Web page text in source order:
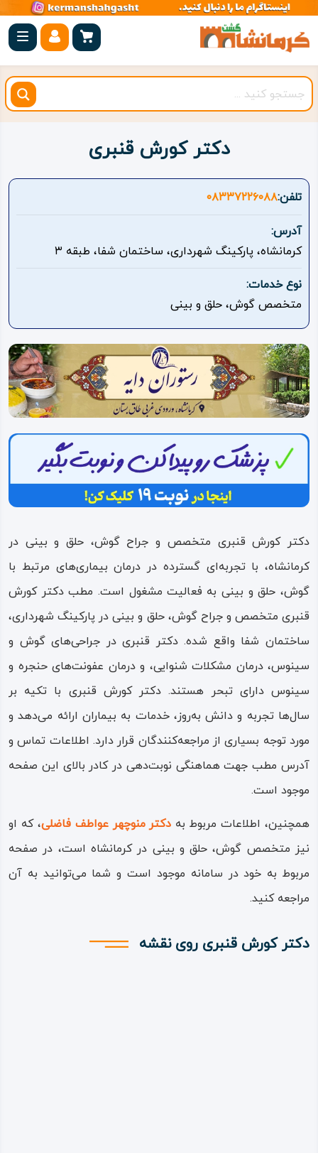
صفحه
اصلی
کرمانشاه
شهرستان
بیستون
روستاهای
هدف
اقامتگاه
ویدئو
درباره
ما
دکتر کورش قنبری
تلفن:۰۸۳۳۷۲۲۶۰۸۸
آدرس:
کرمانشاه، پارکینگ شهرداری، ساختمان شفا، طبقه ۳
نوع خدمات:
متخصص گوش، حلق و بینی
دکتر کورش قنبری متخصص و جراح گوش، حلق و بینی در
کرمانشاه، با تجربه‌ای گسترده در درمان بیماری‌های مرتبط با
گوش، حلق و بینی به فعالیت مشغول است. مطب دکتر کورش
قنبری متخصص و جراح گوش، حلق و بینی در پارکینگ شهرداری،
ساختمان شفا واقع شده. دکتر قنبری در جراحی‌های گوش و
سینوس، درمان مشکلات شنوایی، و درمان عفونت‌های حنجره و
سینوس دارای تبحر هستند. دکتر کورش قنبری با تکیه بر
سال‌ها تجربه و دانش به‌روز، خدمات به بیماران ارائه می‌دهد و
مورد توجه بسیاری از مراجعه‌کنندگان قرار دارد. اطلاعات تماس و
آدرس مطب جهت هماهنگی نوبت‌دهی در کادر بالای این صفحه
موجود است.
همچنین، اطلاعات مربوط به دکتر منوچهر عواطف فاضلی، که او
نیز متخصص گوش، حلق و بینی در کرمانشاه است، در صفحه
مربوط به خود در سامانه موجود است و شما می‌توانید به آن
مراجعه کنید.
دکتر کورش قنبری روی نقشه